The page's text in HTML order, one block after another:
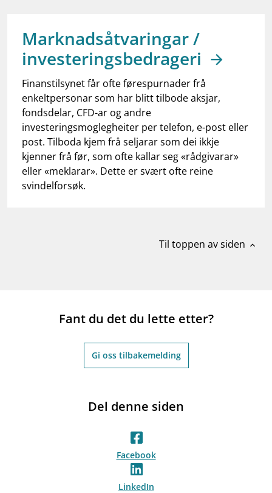
dashboardInformasjon for investorer
notifications_noneAbonner på nyhetsvarsel
Marknadsåtvaringar /
investeringsbedrageri
Finanstilsynet får ofte førespurnader frå
enkeltpersonar som har blitt tilbode aksjar,
fondsdelar, CFD-ar og andre
investeringsmoglegheiter per telefon, e-post eller
post. Tilboda kjem frå seljarar som dei ikkje
kjenner frå før, som ofte kallar seg «rådgivarar»
eller «meklarar». Dette er svært ofte reine
svindelforsøk.
Til toppen av siden expand_less
Fant du det du lette etter?
Gi oss tilbakemelding
Del denne siden
Facebook
LinkedIn